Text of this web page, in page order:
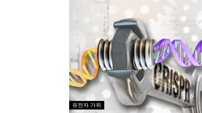
유전자 가위